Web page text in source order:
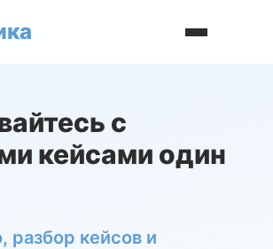
с
кейсами один
разбор кейсов и